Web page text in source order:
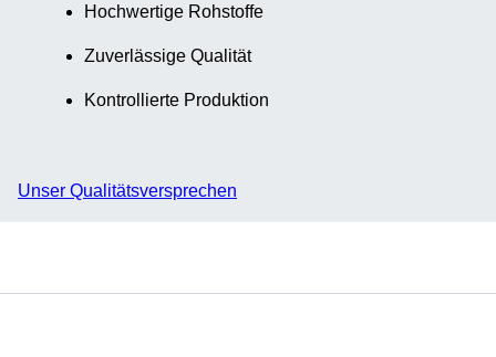
Hochwertige Rohstoffe
Zuverlässige Qualität
Kontrollierte Produktion
Unser Qualitätsversprechen